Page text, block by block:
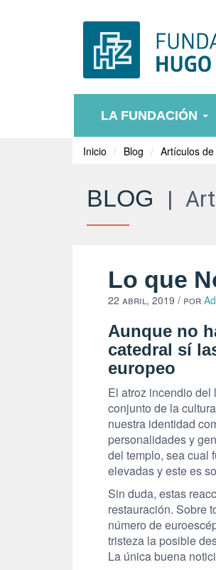
LA FUNDACIÓN
Inicio Blog Artículos
BLOG |
Lo que
22 abril, 2019 / por
Aunque no
catedral sí
europeo
El atroz incendio del
conjunto de la
nuestra identidad
personalidades y
del templo, sea cual
elevadas y este es
Sin duda, estas
restauración. Sobre
número de
tristeza la posible
La única buena